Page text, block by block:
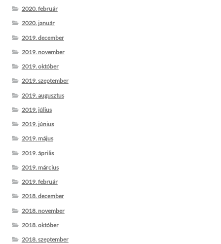
2020. február
2020. január
2019. december
2019. november
2019. október
2019. szeptember
2019. augusztus
2019. július
2019. június
2019. május
2019. április
2019. március
2019. február
2018. december
2018. november
2018. október
2018. szeptember